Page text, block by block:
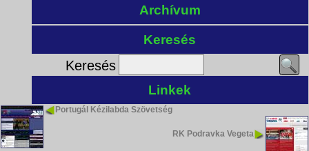
Archívum
Keresés
Keresés
Linkek
Portugál Kézilabda Szövetség
RK Podravka Vegeta